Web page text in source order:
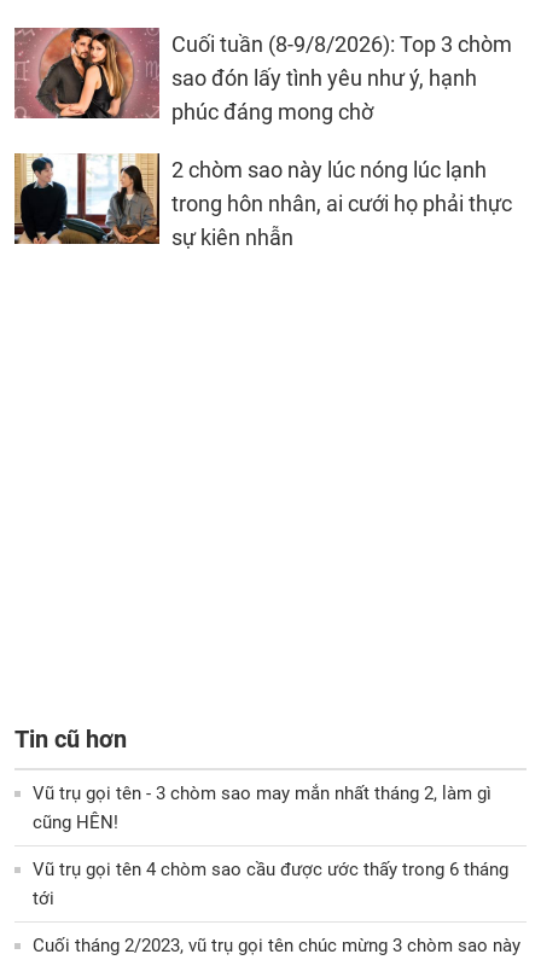
Cuối tuần (8-9/8/2026): Top 3 chòm
sao đón lấy tình yêu như ý, hạnh
phúc đáng mong chờ
2 chòm sao này lúc nóng lúc lạnh
trong hôn nhân, ai cưới họ phải thực
sự kiên nhẫn
Tin cũ hơn
Vũ trụ gọi tên - 3 chòm sao may mắn nhất tháng 2, làm gì
cũng HÊN!
Vũ trụ gọi tên 4 chòm sao cầu được ước thấy trong 6 tháng
tới
Cuối tháng 2/2023, vũ trụ gọi tên chúc mừng 3 chòm sao này